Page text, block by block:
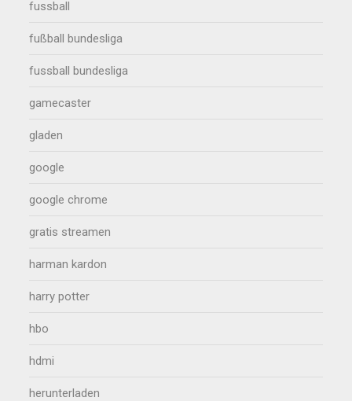
fussball
fußball bundesliga
fussball bundesliga
gamecaster
gladen
google
google chrome
gratis streamen
harman kardon
harry potter
hbo
hdmi
herunterladen